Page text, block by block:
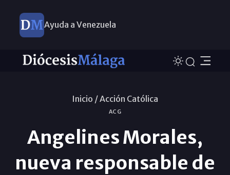
Ayuda a Venezuela
Inicio /Acción Católica
ACG
Angelines Morales,
nueva responsable de